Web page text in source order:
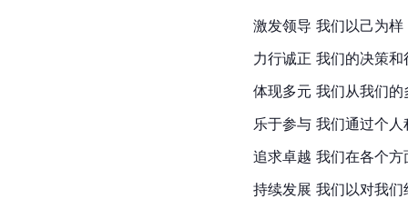
激发领导 我们以己为
力行诚正 我们的决策
体现多元 我们从我们
乐于参与 我们通过个
追求卓越 我们在各个
持续发展 我们以对我